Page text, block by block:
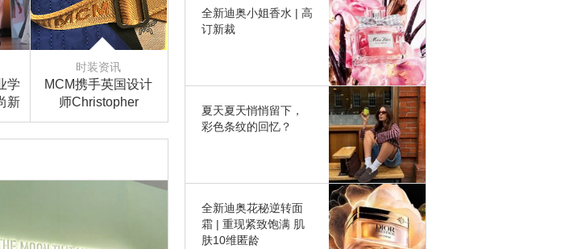
学
新
时装资讯
MCM携手英国设计
师Christopher
Raeburn 2017春夏
成衣系列即将亮相伦
全新迪奥小姐香水 | 高
订新裁
夏天夏天悄悄留下，
彩色条纹的回忆？
全新迪奥花秘逆转面
霜 | 重现紧致饱满 肌
肤10维匿龄